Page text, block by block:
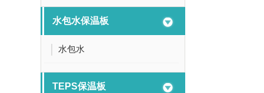
水包水保温板
水包水
TEPS保温板